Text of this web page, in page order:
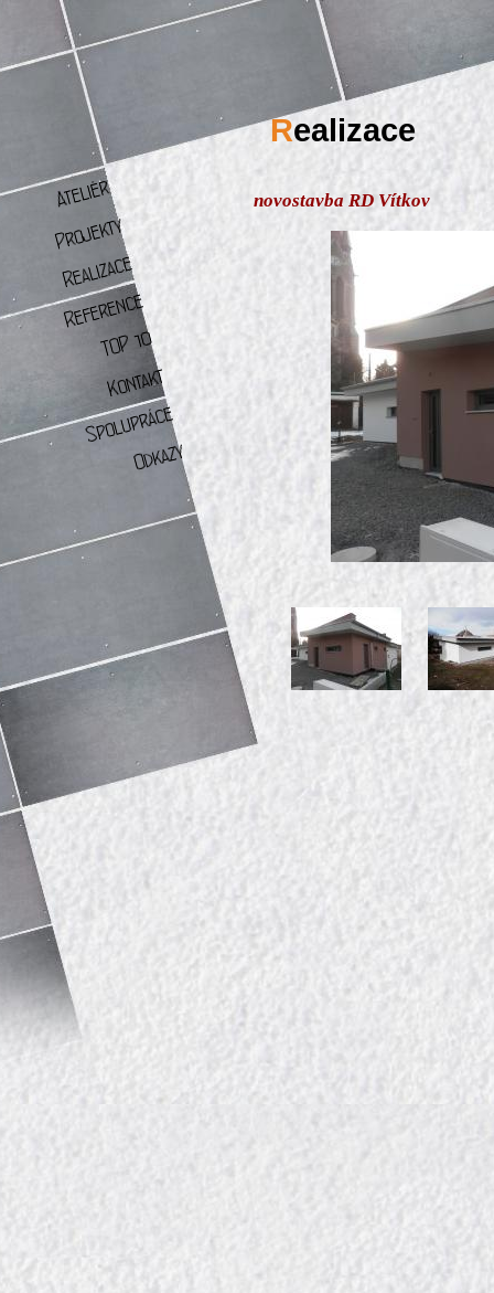
Realizace
novostavba RD Vítkov